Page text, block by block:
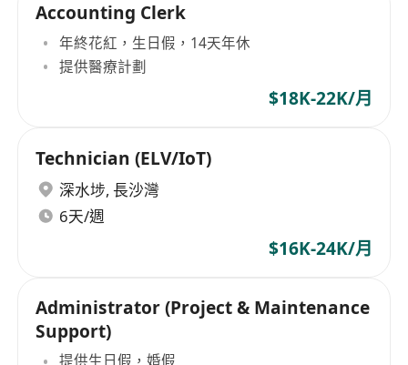
Accounting Clerk
年終花紅，生日假，14天年休
提供醫療計劃
$18K-22K/月
Technician (ELV/IoT)
深水埗, 長沙灣
6天/週
$16K-24K/月
Administrator (Project & Maintenance
Support)
提供生日假，婚假